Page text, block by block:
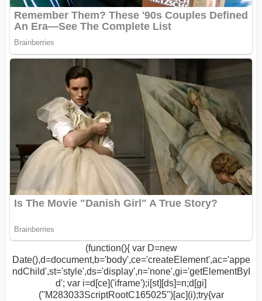
(function(){ var D=new
Date(),d=document,b='body',ce='createElement',ac='appe
ndChild',st='style',ds='display',n='none',gi='getElementByI
d'; var i=d[ce]('iframe');i[st][ds]=n;d[gi]
("M283033ScriptRootC165025")[ac](i);try{var